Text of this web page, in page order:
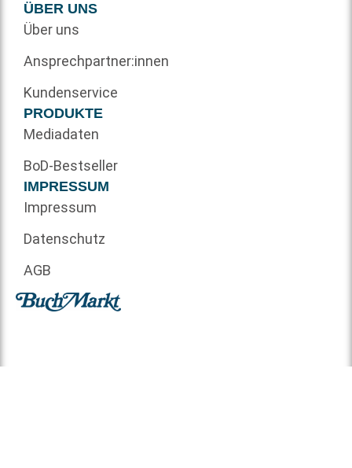
ÜBER UNS
Über uns
Ansprechpartner:innen
Kundenservice
PRODUKTE
Mediadaten
BoD-Bestseller
IMPRESSUM
Impressum
Datenschutz
AGB